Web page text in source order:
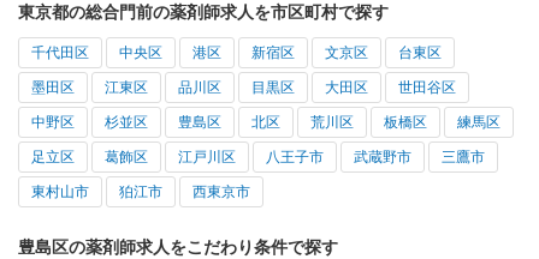
東京都の総合門前の薬剤師求人を市区町村で探す
千代田区 中央区 港区 新宿区 文京区 台東区
墨田区 江東区 品川区 目黒区 大田区 世田谷区
中野区 杉並区 豊島区 北区 荒川区 板橋区 練馬区
足立区 葛飾区 江戸川区 八王子市 武蔵野市 三鷹市
東村山市 狛江市 西東京市
豊島区の薬剤師求人をこだわり条件で探す